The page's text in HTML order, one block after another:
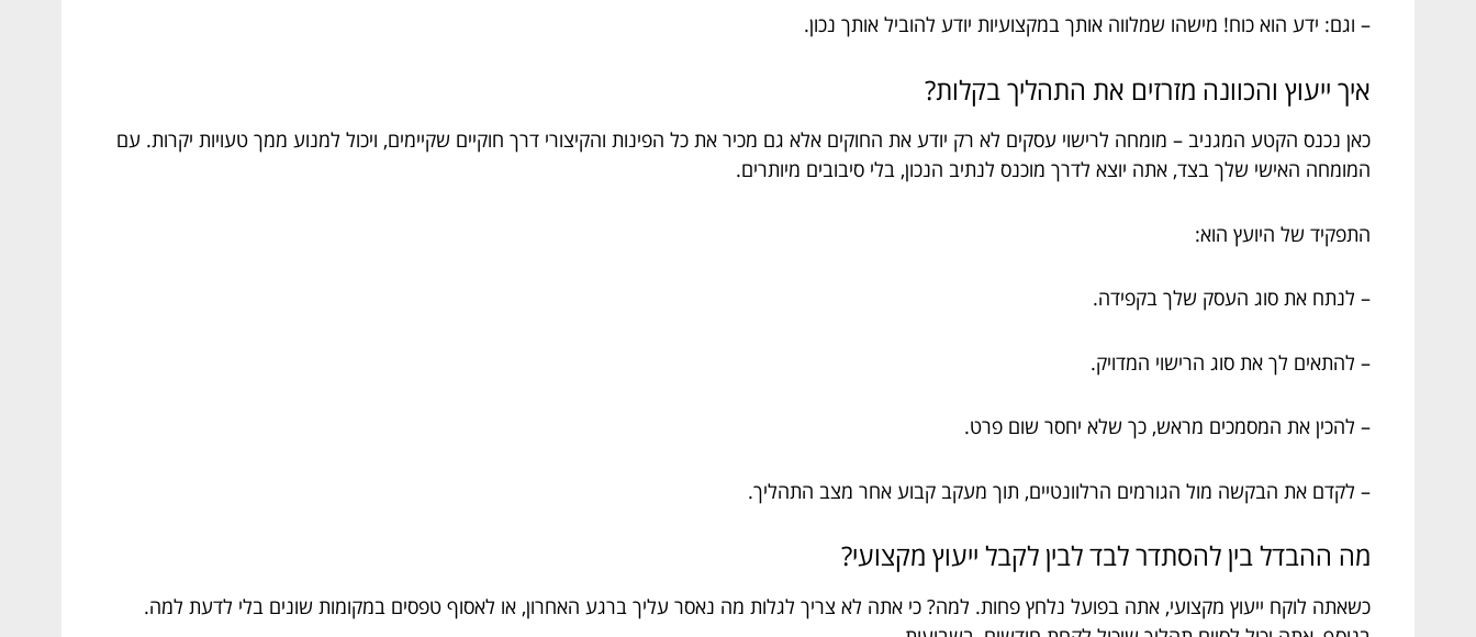
– וגם: ידע הוא כוח! מישהו שמלווה אותך במקצועיות יודע להוביל אותך נכון.
איך ייעוץ והכוונה מזרזים את התהליך בקלות?
כאן נכנס הקטע המגניב – מומחה לרישוי עסקים לא רק יודע את החוקים אלא גם מכיר את כל הפינות והקיצורי דרך חוקיים שקיימים, ויכול למנוע ממך טעויות יקרות. עם
המומחה האישי שלך בצד, אתה יוצא לדרך מוכנס לנתיב הנכון, בלי סיבובים מיותרים.
התפקיד של היועץ הוא:
– לנתח את סוג העסק שלך בקפידה.
– להתאים לך את סוג הרישוי המדויק.
– להכין את המסמכים מראש, כך שלא יחסר שום פרט.
– לקדם את הבקשה מול הגורמים הרלוונטיים, תוך מעקב קבוע אחר מצב התהליך.
מה ההבדל בין להסתדר לבד לבין לקבל ייעוץ מקצועי?
כשאתה לוקח ייעוץ מקצועי, אתה בפועל נלחץ פחות. למה? כי אתה לא צריך לגלות מה נאסר עליך ברגע האחרון, או לאסוף טפסים במקומות שונים בלי לדעת למה.